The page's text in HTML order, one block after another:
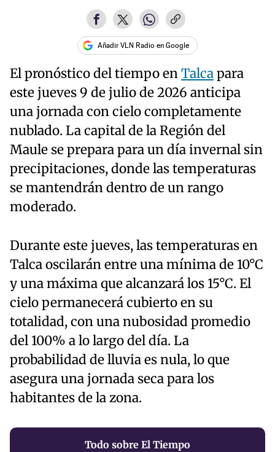
Añadir VLN Radio en Google
El pronóstico del tiempo enTalcapara
este jueves 9 de julio de 2026 anticipa
una jornada con cielo completamente
nublado. La capital de la Región del
Maule se prepara para un día invernal sin
precipitaciones, donde las temperaturas
se mantendrán dentro de un rango
moderado.
Durante este jueves, las temperaturas en
Talca oscilarán entre una mínima de 10°C
y una máxima que alcanzará los 15°C. El
cielo permanecerá cubierto en su
totalidad, con una nubosidad promedio
del 100% a lo largo del día. La
probabilidad de lluvia es nula, lo que
asegura una jornada seca para los
habitantes de la zona.
Todo sobre El Tiempo